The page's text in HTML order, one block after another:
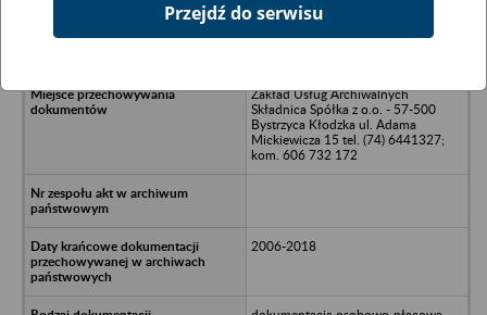
Koszykarski Klub Sportowy Turów
Zakład Usług Archiwalnych
Składnica Spółka z o.o. - 57-500
Bystrzyca Kłodzka ul. Adama
Mickiewicza 15 tel. (74) 6441327;
kom. 606 732 172
2006-2018
Przejdź do serwisu